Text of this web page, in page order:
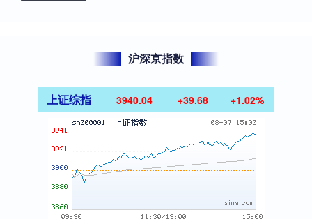
沪深京指数
上证综指 3940.04 +39.68 +1.02%